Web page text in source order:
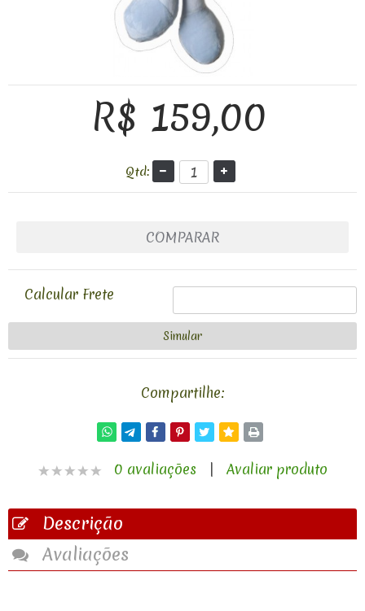
R$ 159,00
Qtd:
COMPARAR
Calcular Frete
Compartilhe:
0 avaliações | Avaliar produto
Descrição
Avaliações